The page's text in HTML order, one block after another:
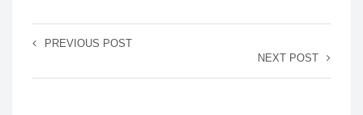
PREVIOUS POST
NEXT POST